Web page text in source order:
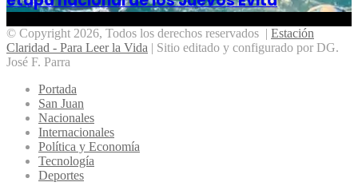
© Copyright 2026, Todos los derechos reservados | Estación
Claridad - Para Leer la Vida | Sitio editado y configurado por DG.
José F. Parra
Portada
San Juan
Nacionales
Internacionales
Política y Economía
Tecnología
Deportes